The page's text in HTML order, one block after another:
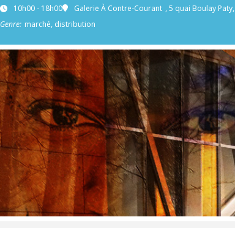
10h00 - 18h00 Galerie À Contre-Courant , 5 quai Boulay
Genre: marché, distribution